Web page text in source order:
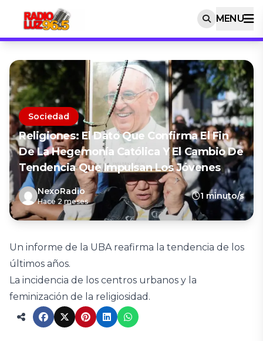
MENU
Sociedad
Religiones: El Dato Que Confirma El Fin
De La Hegemonía Católica Y El Cambio De
Tendencia Que Impulsan Los Jóvenes
NexoRadio
Hace 2 meses
1 minuto/s
Un informe de la UBA reafirma la tendencia de los
últimos años.
La incidencia de los centros urbanos y la
feminización de la religiosidad.